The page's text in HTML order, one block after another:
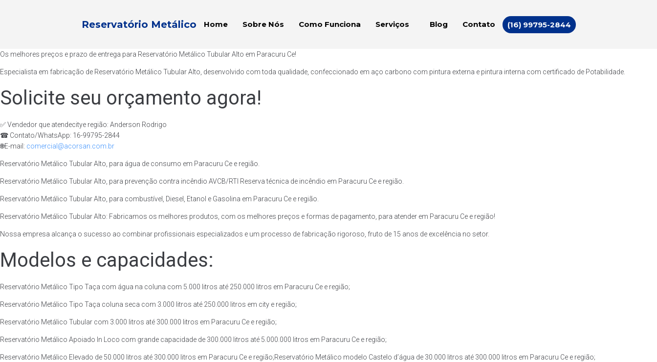
Reservatório Metálico Home Sobre Nós Como Funciona Serviços Blog Contato (16) 99795-2844
Os melhores preços e prazo de entrega para Reservatório Metálico Tubular Alto em Paracuru Ce!
Especialista em fabricação de Reservatório Metálico Tubular Alto, desenvolvido com toda qualidade, confeccionado em aço carbono com pintura externa e pintura interna com certificado de Potabilidade.
Solicite seu orçamento agora!
✅ Vendedor que atendecitye região: Anderson Rodrigo
☎ Contato/WhatsApp: 16-99795-2844
🌐E-mail: comercial@acorsan.com.br
Reservatório Metálico Tubular Alto, para água de consumo em Paracuru Ce e região.
Reservatório Metálico Tubular Alto, para prevenção contra incêndio AVCB/RTI Reserva técnica de incêndio em Paracuru Ce e região.
Reservatório Metálico Tubular Alto, para combustível, Diesel, Etanol e Gasolina em Paracuru Ce e região.
Reservatório Metálico Tubular Alto: Fabricamos os melhores produtos, com os melhores preços e formas de pagamento, para atender em Paracuru Ce e região!
Nossa empresa alcança o sucesso ao combinar profissionais especializados e um processo de fabricação rigoroso, fruto de 15 anos de excelência no setor.
Modelos e capacidades:
Reservatório Metálico Tipo Taça com água na coluna com 5.000 litros até 250.000 litros em Paracuru Ce e região;
Reservatório Metálico Tipo Taça coluna seca com 3.000 litros até 250.000 litros em city e região;
Reservatório Metálico Tubular com 3.000 litros até 300.000 litros em Paracuru Ce e região;
Reservatório Metálico Apoiado In Loco com grande capacidade de 300.000 litros até 5.000.000 litros em Paracuru Ce e região;
Reservatório Metálico Elevado de 50.000 litros até 300.000 litros em Paracuru Ce e região;Reservatório Metálico modelo Castelo d’água de 30.000 litros até 300.000 litros em Paracuru Ce e região;